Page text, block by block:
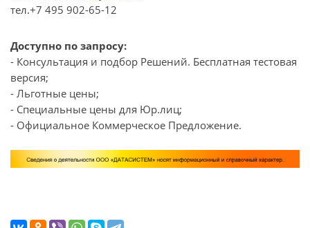
тел.+7 495 902-65-12
Доступно по запросу:
- Консультация и подбор Решений. Бесплатная тестовая
версия;
- Льготные цены;
- Специальные цены для Юр.лиц;
- Официальное Коммерческое Предложение.